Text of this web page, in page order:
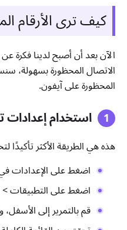
كيف ترى الأرقام
الآن بعد أن أصبح لدينا
الاتصال المحظورة بسهولة،
المحظورة على آيفون.
استخدام
هذه هي الطريقة الأكثر تأكيدًا
اضغط على الإعدادات
اضغط على التطبيقات >
قم بالتمرير إلى